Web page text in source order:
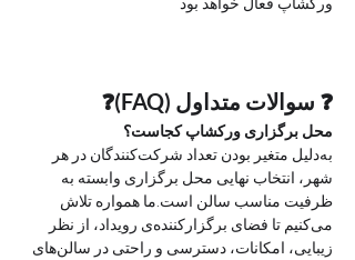
❓ سوالات متداول (FAQ)❓
محل برگزاری ورکشاپ کجاست؟
به‌دلیل متغیر بودن تعداد شرکت‌کنندگان در هر
شهر، انتخاب نهایی محل برگزاری وابسته به
ظرفیت مناسب سالن است.ما همواره تلاش
می‌کنیم تا فضای برگزارکننده‌ی رویداد، از نظر
زیبایی، امکانات، دسترسی و راحتی در سالن‌های